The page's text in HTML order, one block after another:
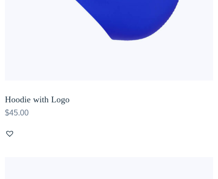
Hoodie with Logo
$45.00